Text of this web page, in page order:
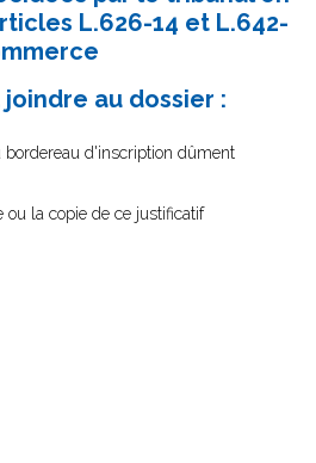
L.626-14 et L.642-
au dossier :
d'inscription dûment
ou la copie de ce justificatif